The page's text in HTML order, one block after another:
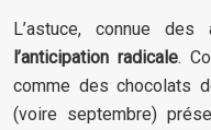
L’astuce, connue
l’anticipation radicale.
comme des chocolats
(voire septembre)